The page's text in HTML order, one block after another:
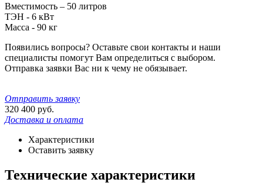
Вместимость – 50 литров
ТЭН - 6 кВт
Масса - 90 кг
Появились вопросы? Оставьте свои контакты и наши
специалисты помогут Вам определиться с выбором.
Отправка заявки Вас ни к чему не обязывает.
Отправить заявку
320 400 руб.
Доставка и оплата
Характеристики
Оставить заявку
Технические характеристики